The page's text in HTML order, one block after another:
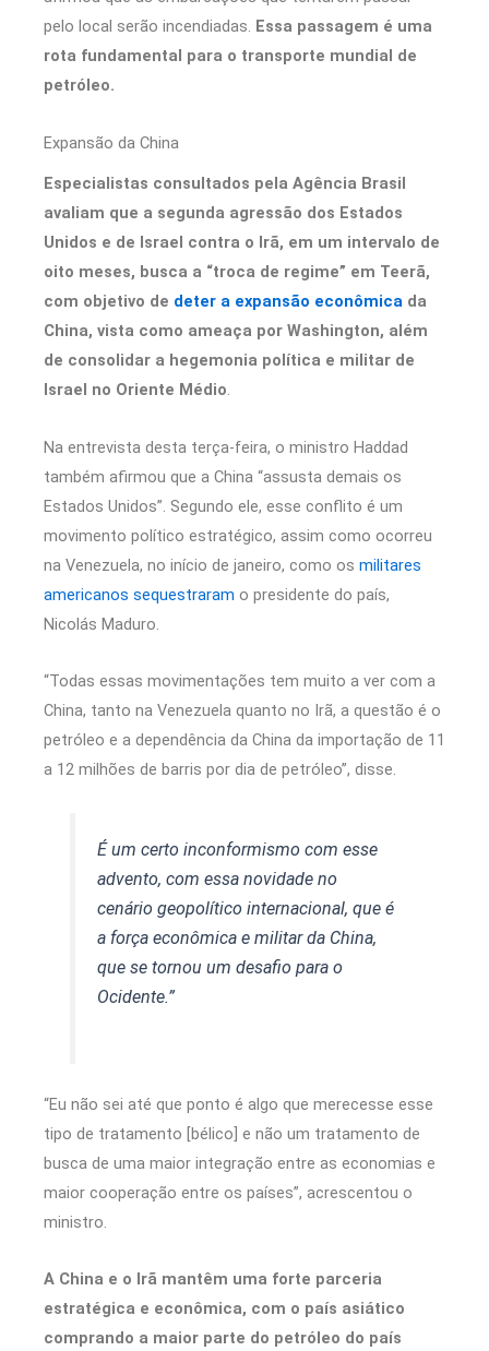
pelo local serão incendiadas. Essa passagem é uma
rota fundamental para o transporte mundial de
petróleo.
Expansão da China
Especialistas consultados pela Agência Brasil
avaliam que a segunda agressão dos Estados
Unidos e de Israel contra o Irã, em um intervalo de
oito meses, busca a “troca de regime” em Teerã,
com objetivo de deter a expansão econômica da
China, vista como ameaça por Washington, além
de consolidar a hegemonia política e militar de
Israel no Oriente Médio.
Na entrevista desta terça-feira, o ministro Haddad
também afirmou que a China “assusta demais os
Estados Unidos”. Segundo ele, esse conflito é um
movimento político estratégico, assim como ocorreu
na Venezuela, no início de janeiro, como os militares
americanos sequestraram o presidente do país,
Nicolás Maduro.
“Todas essas movimentações tem muito a ver com a
China, tanto na Venezuela quanto no Irã, a questão é o
petróleo e a dependência da China da importação de 11
a 12 milhões de barris por dia de petróleo”, disse.
É um certo inconformismo com esse
advento, com essa novidade no
cenário geopolítico internacional, que é
a força econômica e militar da China,
que se tornou um desafio para o
Ocidente.”
“Eu não sei até que ponto é algo que merecesse esse
tipo de tratamento [bélico] e não um tratamento de
busca de uma maior integração entre as economias e
maior cooperação entre os países”, acrescentou o
ministro.
A China e o Irã mantêm uma forte parceria
estratégica e econômica, com o país asiático
comprando a maior parte do petróleo do país